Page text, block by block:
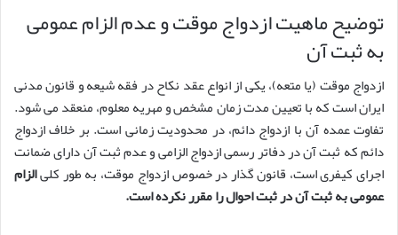
توضیح ماهیت ازدواج موقت و عدم الزام عمومی
به ثبت آن
ازدواج موقت (یا متعه)، یکی از انواع عقد نکاح در فقه شیعه و قانون مدنی
ایران است که با تعیین مدت زمان مشخص و مهریه معلوم، منعقد می شود.
تفاوت عمده آن با ازدواج دائم، در محدودیت زمانی است. بر خلاف ازدواج
دائم که ثبت آن در دفاتر رسمی ازدواج الزامی و عدم ثبت آن دارای ضمانت
اجرای کیفری است، قانون گذار در خصوص ازدواج موقت، به طور کلیالزام
عمومی به ثبت آن در ثبت احوال را مقرر نکرده است.